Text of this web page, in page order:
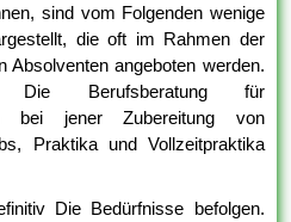
sind vom Folgenden wenige
die oft im Rahmen der
Absolventen angeboten werden.
Die Berufsberatung für
bei jener Zubereitung von
Praktika und Vollzeitpraktika
Die Bedürfnisse befolgen.